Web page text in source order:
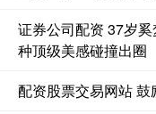
证券公司配资 37岁
种顶级美感碰撞出圈
配资股票交易网站